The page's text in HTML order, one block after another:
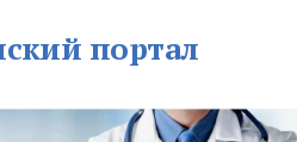
портал